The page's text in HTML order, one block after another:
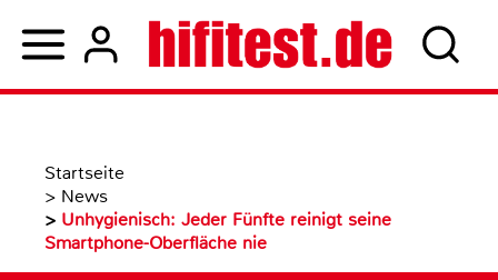
Startseite
> News
> Unhygienisch: Jeder Fünfte reinigt seine
Smartphone-Oberfläche nie